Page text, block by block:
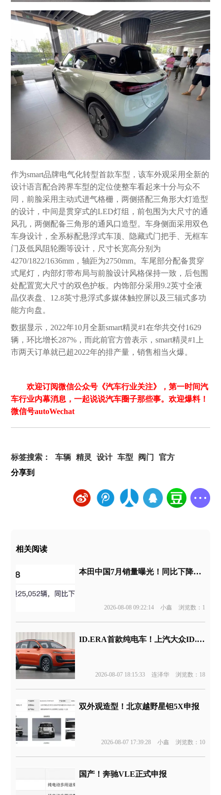
作为smart品牌电气化转型首款车型，该车外观采用全新的
设计语言配合跨界车型的定位使整车看起来十分与众不
同，前脸采用主动式进气格栅，两侧搭配三角形大灯造型
的设计，中间是贯穿式的LED灯组，前包围为大尺寸的通
风孔，两侧配备三角形的通风口造型。车身侧面采用双色
车身设计，全系标配悬浮式车顶、隐藏式门把手、无框车
门及低风阻轮圈等设计，尺寸长宽高分别为
4270/1822/1636mm，轴距为2750mm。车尾部分配备贯穿
式尾灯，内部灯带布局与前脸设计风格保持一致，后包围
处配置宽大尺寸的双色护板。内饰部分采用9.2英寸全液
晶仪表盘、12.8英寸悬浮式多媒体触控屏以及三辐式多功
能方向盘。
数据显示，2022年10月全新smart精灵#1在华共交付1629
辆，环比增长287%，而此前官方曾表示，smart精灵#1上
市两天订单就已超2022年的排产量，销售相当火爆。
欢迎订阅微信公众号《汽车行业关注》，第一时间汽
车行业内幕消息，一起说说汽车圈子那些事。欢迎爆料！
微信号autoWechat
标签搜索： 车辆 精灵 设计 车型 阀门
官方
分享到
相关阅读
本田中国7月销量曝光！同比下降44%
2026-08-08 09:22:14 小鑫 浏览数：1
ID.ERA首款纯电车！上汽大众ID.ERA 5X申报
2026-08-07 18:15:33 连泽华 浏览数：18
双外观造型！北京越野星钽5X申报
2026-08-07 17:39:28 小鑫 浏览数：10
国产！奔驰VLE正式申报